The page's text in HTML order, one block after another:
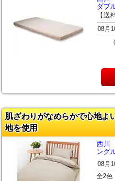
ダブ
【送
08月
肌ざわりがなめらかで心地よ
地を使用
西川
ング
08月
全2色